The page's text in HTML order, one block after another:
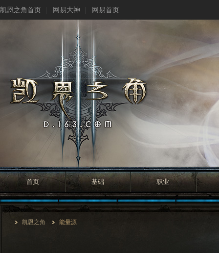
凯恩之角首页 网易大神 网易首页
首页 基础 职业
凯恩之角 能量源